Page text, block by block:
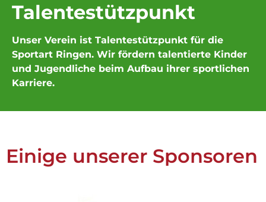
Talentestützpunkt
Unser Verein ist Talentestützpunkt für die
Sportart Ringen. Wir fördern talentierte Kinder
und Jugendliche beim Aufbau ihrer sportlichen
Karriere.
Einige unserer Sponsoren